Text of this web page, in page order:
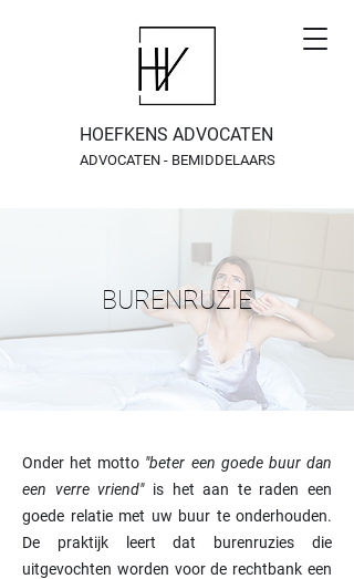
HOEFKENS ADVOCATEN
ADVOCATEN - BEMIDDELAARS
BURENRUZIE
Onder het motto "beter een goede buur dan
een verre vriend"is het aan te raden een
goede relatie met uw buur te onderhouden.
De praktijk leert dat burenruzies die
uitgevochten worden voor de rechtbank een